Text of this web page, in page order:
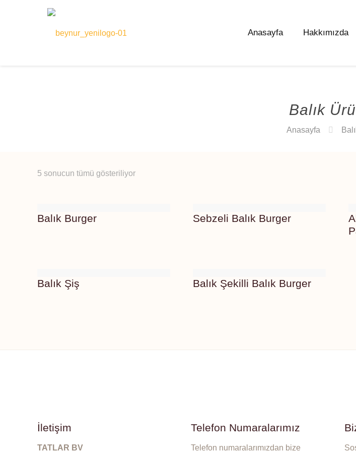
Anasayfa Hakkımızda
Balık
Anasayfa
5 sonucun tümü gösteriliyor
Balık Burger Sebzeli Balık Burger
Balık Şiş Balık Şekilli Balık Burger
İletişim
TATLAR BV
Telefon Numaralarımız
Telefon numaralarımızdan bize